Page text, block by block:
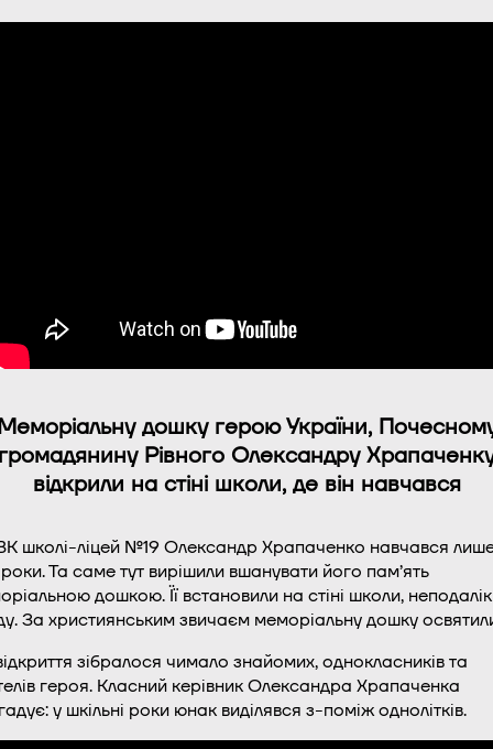
дошку герою України,
Рівного Олександру
відкрили на стіні школи, де він навчався
школі-ліцей №19 Олександр Храпаченко навчався
Та саме тут вирішили вшанувати його пам’ять
дошкою. Її встановили на стіні школи, неподалік
За християнським звичаєм меморіальну дошку
зібралося чимало знайомих, однокласників та
героя. Класний керівник Олександра Храпаченка
у шкільні роки юнак виділявся з-поміж однолітків.